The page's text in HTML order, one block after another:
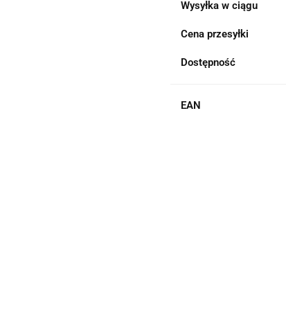
Wysyłka w ciągu
Cena przesyłki
Dostępność
EAN